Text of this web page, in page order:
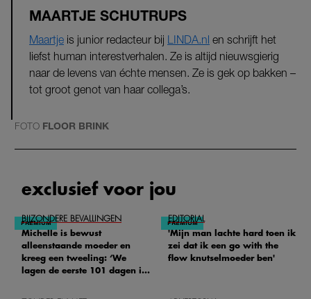
MAARTJE SCHUTRUPS
Maartje is junior redacteur bij LINDA.nl en schrijft het
liefst human interestverhalen. Ze is altijd nieuwsgierig
naar de levens van échte mensen. Ze is gek op bakken –
tot groot genot van haar collega’s.
FOTO FLOOR BRINK
exclusief voor jou
BIJZONDERE BEVALLINGEN
Michelle is bewust
alleenstaande moeder en
kreeg een tweeling: ‘We
lagen de eerste 101 dagen in
EDITORIAL
'Mijn man lachte hard toen ik
zei dat ik een go with the
flow knutselmoeder ben'